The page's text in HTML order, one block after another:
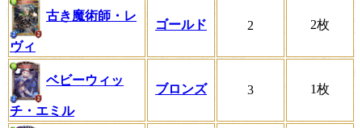
古き魔術師・レ
ヴィ
ゴールド 2 2枚
ベビーウィッ
チ・エミル
ブロンズ 3 1枚